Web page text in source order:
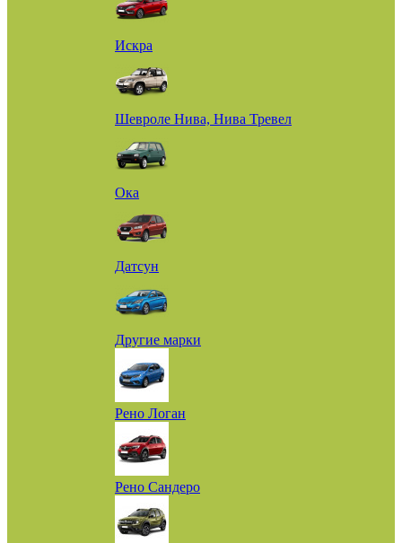
Искра
Шевроле Нива, Нива Тревел
Ока
Датсун
Другие марки
Рено Логан
Рено Сандеро